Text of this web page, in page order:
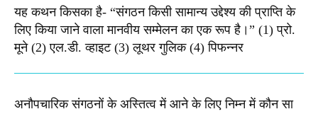
यह कथन किसका है- “संगठन किसी सामान्य उद्देश्य की प्राप्ति के
लिए किया जाने वाला मानवीय सम्मेलन का एक रूप है।” (1) प्रो.
मूने (2) एल.डी. व्हाइट (3) लूथर गुलिक (4) पिफन्नर
अनौपचारिक संगठनों के अस्तित्व में आने के लिए निम्न में कौन सा